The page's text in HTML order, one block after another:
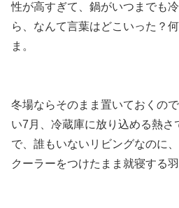
性が高すぎて、鍋がいつまでも
ら、なんて言葉はどこいった？
ま。
冬場ならそのまま置いておくの
い7月、冷蔵庫に放り込める熱さ
で、誰もいないリビングなのに
クーラーをつけたまま就寝する